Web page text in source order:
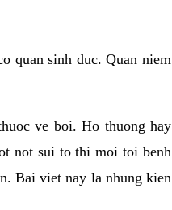
quan sinh duc. Quan niem
ve boi. Ho thuong hay
not sui to thi moi toi benh
Bai viet nay la nhung kien